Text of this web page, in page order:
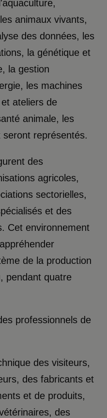
animaux vivants,
des données, les
la génétique et
la gestion
les machines
ateliers de
animale, les
représentés.
des
agricoles,
sectorielles,
et des
Cet environnement
de la production
pendant quatre
professionnels de
des visiteurs,
des fabricants et
et de produits,
des